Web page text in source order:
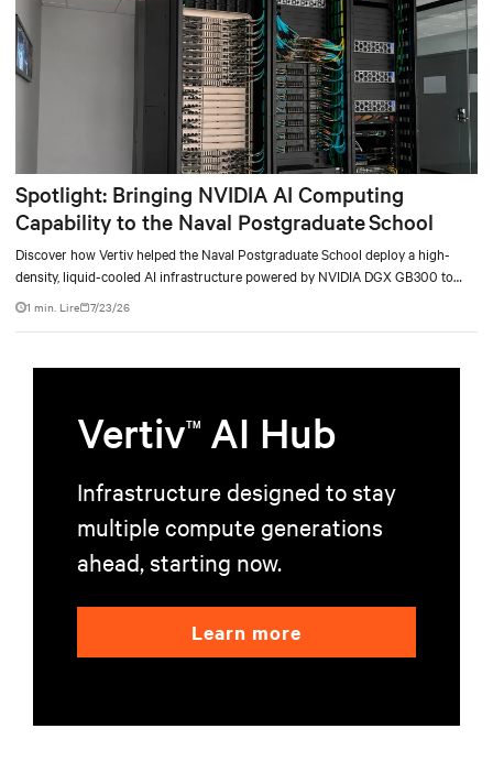
Spotlight: Bringing NVIDIA AI Computing
Capability to the Naval Postgraduate School
Discover how Vertiv helped the Naval Postgraduate School deploy a high-
density, liquid-cooled AI infrastructure powered by NVIDIA DGX GB300 to
accelerate AI research, education, and mission-critical innovation.
1 min. Lire 7/23/26
VertivTM AI Hub
Infrastructure designed to stay
multiple compute generations
ahead, starting now.
Learn more